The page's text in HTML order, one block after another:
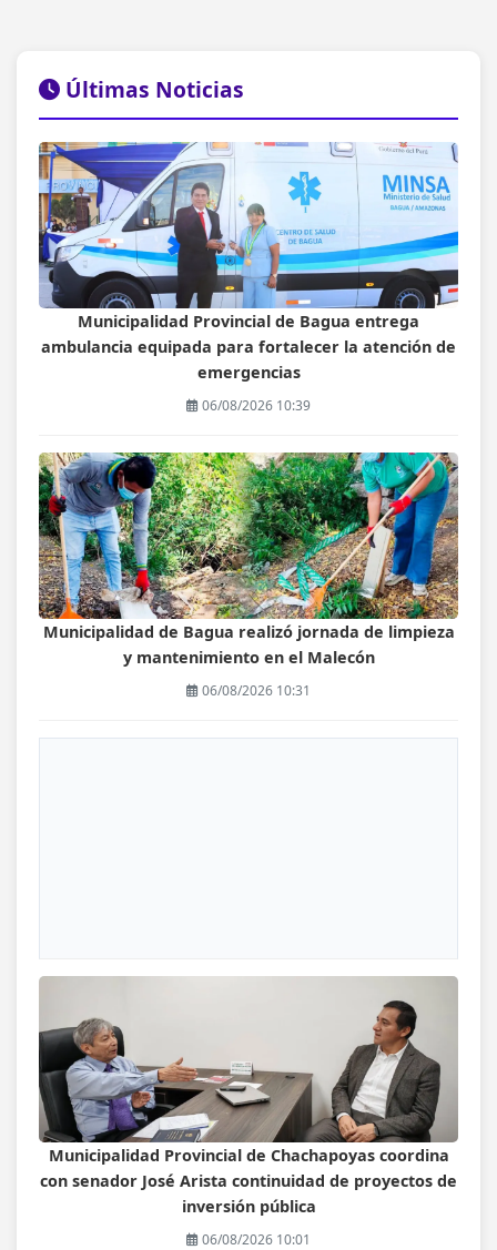
Últimas Noticias
Municipalidad Provincial de Bagua entrega
ambulancia equipada para fortalecer la atención de
emergencias
06/08/2026 10:39
Municipalidad de Bagua realizó jornada de limpieza
y mantenimiento en el Malecón
06/08/2026 10:31
Municipalidad Provincial de Chachapoyas coordina
con senador José Arista continuidad de proyectos de
inversión pública
06/08/2026 10:01